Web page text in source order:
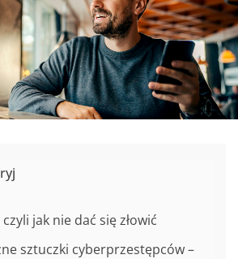
jak nie dać się złowić
sztuczki cyberprzestępców –